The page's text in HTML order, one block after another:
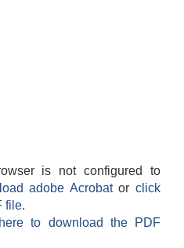
is not configured to
adobe Acrobatorclick
file.
to download the PDF